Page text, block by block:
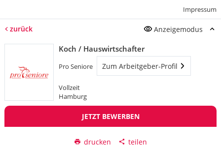
Impressum
zurück Anzeigemodus
Koch / Hauswirtschafter
Pro Seniore Zum Arbeitgeber-Profil
Vollzeit
Hamburg
JETZT BEWERBEN
drucken teilen